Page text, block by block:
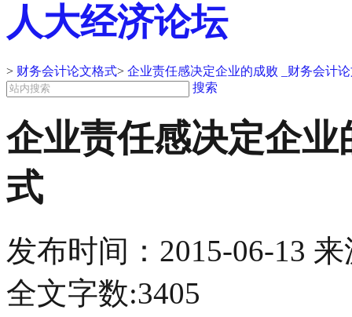
人大经济论坛
> 财务会计论文格式> 企业责任感决定企业的成败 _财务会计
搜索
企业责任感决定企
式
发布时间： 2015-06-13 来
全文字数:3405